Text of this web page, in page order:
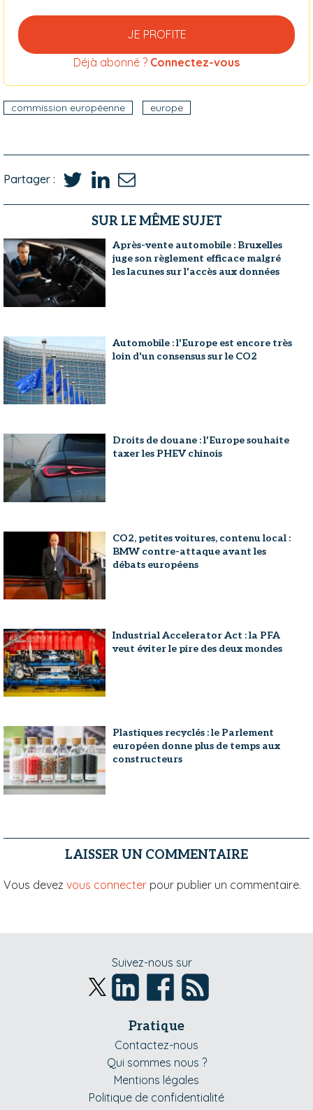
JE PROFITE
Déjà abonné ? Connectez-vous
commission européenne europe
Partager :
SUR LE MÊME SUJET
Après-vente automobile : Bruxelles
juge son règlement efficace malgré
les lacunes sur l'accès aux données
Automobile : l'Europe est encore très
loin d'un consensus sur le CO2
Droits de douane : l'Europe souhaite
taxer les PHEV chinois
CO2, petites voitures, contenu local :
BMW contre-attaque avant les
débats européens
Industrial Accelerator Act : la PFA
veut éviter le pire des deux mondes
Plastiques recyclés : le Parlement
européen donne plus de temps aux
constructeurs
LAISSER UN COMMENTAIRE
Vous devez vous connecter pour publier un commentaire.
Suivez-nous sur
Pratique
Contactez-nous
Qui sommes nous ?
Mentions légales
Politique de confidentialité